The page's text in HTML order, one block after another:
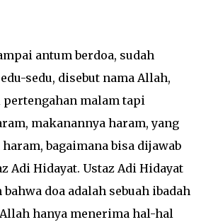
antum berdoa, sudah
sedu, disebut nama Allah,
malam tapi
makanannya haram, yang
bagaimana bisa dijawab
Adi Hidayat. Ustaz Adi Hidayat
doa adalah sebuah ibadah
hanya menerima hal-hal